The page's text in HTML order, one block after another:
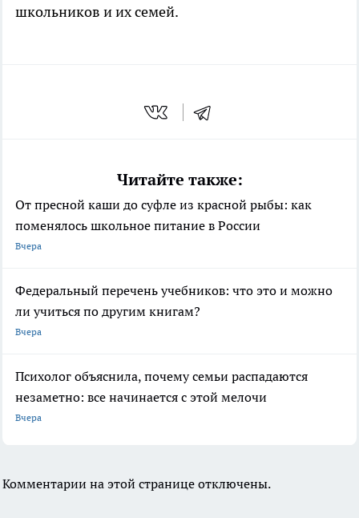
школьников и их семей.
Читайте также:
От пресной каши до суфле из красной рыбы: как
поменялось школьное питание в России
Вчера
Федеральный перечень учебников: что это и можно
ли учиться по другим книгам?
Вчера
Психолог объяснила, почему семьи распадаются
незаметно: все начинается с этой мелочи
Вчера
Комментарии на этой странице отключены.